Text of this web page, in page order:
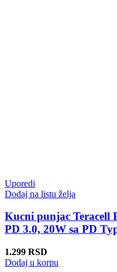
Uporedi
Dodaj na listu želja
Kucni punjac Teracell
PD 3.0, 20W sa PD
1.299 RSD
Dodaj u korpu